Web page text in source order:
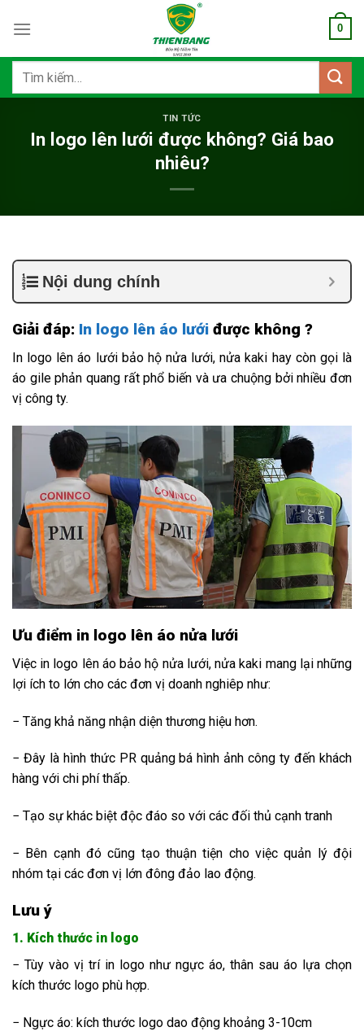
qua
dung
0
Tìm
TIN TỨC
In logo lên lưới được không? Giá bao
nhiêu?
Nội dung chính
Giải đáp: In logo lên áo lưới được không ?
In logo lên áo lưới bảo hộ nửa lưới, nửa kaki hay còn gọi là
áo gile phản quang rất phổ biến và ưa chuộng bởi nhiều đơn
vị công ty.
Ưu điểm in logo lên áo nửa lưới
Việc in logo lên áo bảo hộ nửa lưới, nửa kaki mang lại những
lợi ích to lớn cho các đơn vị doanh nghiêp như:
− Tăng khả năng nhận diện thương hiệu hơn.
− Đây là hình thức PR quảng bá hình ảnh công ty đến khách
hàng với chi phí thấp.
− Tạo sự khác biệt độc đáo so với các đối thủ cạnh tranh
− Bên cạnh đó cũng tạo thuận tiện cho việc quản lý đội
nhóm tại các đơn vị lớn đông đảo lao động.
Lưu ý
1. Kích thước in logo
− Tùy vào vị trí in logo như ngực áo, thân sau áo lựa chọn
kích thước logo phù hợp.
− Ngực áo: kích thước logo dao động khoảng 3-10cm